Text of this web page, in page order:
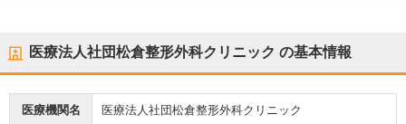
医療法人社団松倉整形外科クリニック の基本情報
医療機関名 医療法人社団松倉整形外科クリニック